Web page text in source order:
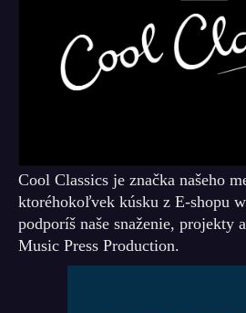
Cool Classics je značka našeho
ktoréhokoľvek kúsku z E-shopu
podporíš naše snaženie, projekty
Music Press Production.